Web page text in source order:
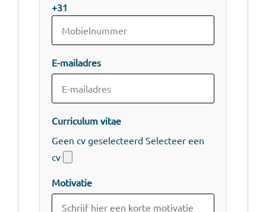
+31
E-mailadres
Curriculum vitae
Geen cv geselecteerd Selecteer een
cv
Motivatie